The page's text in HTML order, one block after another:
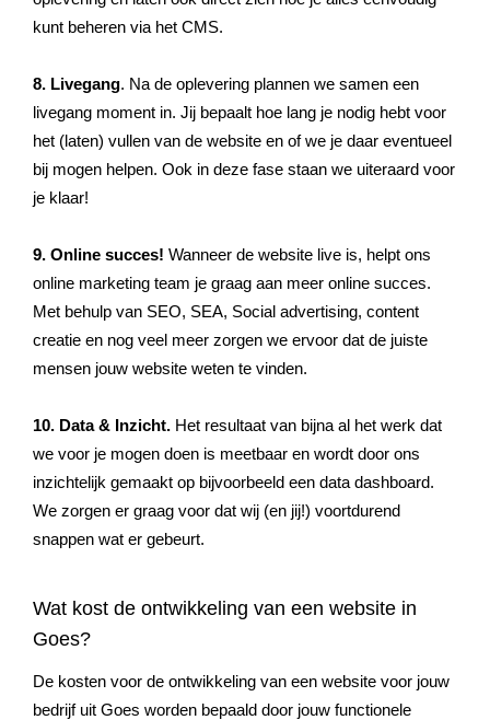
kunt beheren via het CMS.
8. Livegang. Na de oplevering plannen we samen een
livegang moment in. Jij bepaalt hoe lang je nodig hebt voor
het (laten) vullen van de website en of we je daar eventueel
bij mogen helpen. Ook in deze fase staan we uiteraard voor
je klaar!
9. Online succes! Wanneer de website live is, helpt ons
online marketing team je graag aan meer online succes.
Met behulp van SEO, SEA, Social advertising, content
creatie en nog veel meer zorgen we ervoor dat de juiste
mensen jouw website weten te vinden.
10. Data & Inzicht. Het resultaat van bijna al het werk dat
we voor je mogen doen is meetbaar en wordt door ons
inzichtelijk gemaakt op bijvoorbeeld een data dashboard.
We zorgen er graag voor dat wij (en jij!) voortdurend
snappen wat er gebeurt.
Wat kost de ontwikkeling van een website in
Goes?
De kosten voor de ontwikkeling van een website voor jouw
bedrijf uit Goes worden bepaald door jouw functionele